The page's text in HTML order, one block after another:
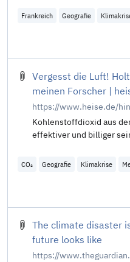
Frankreich Geografie
Vergesst die Luft!
meinen Forscher |
Kohlenstoffdioxid aus
effektiver und billiger
CO₂ Geografie Klimakrise
The climate disaster
future looks like